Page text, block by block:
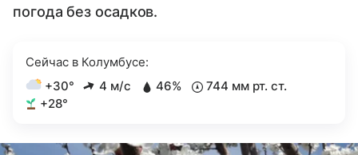
погода без осадков.
Сейчас в Колумбусе:
+30°
4 м/с 46%
744 мм рт. ст.
+28°